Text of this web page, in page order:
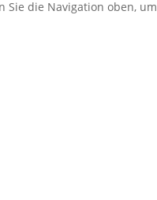
Sie die Navigation oben, um